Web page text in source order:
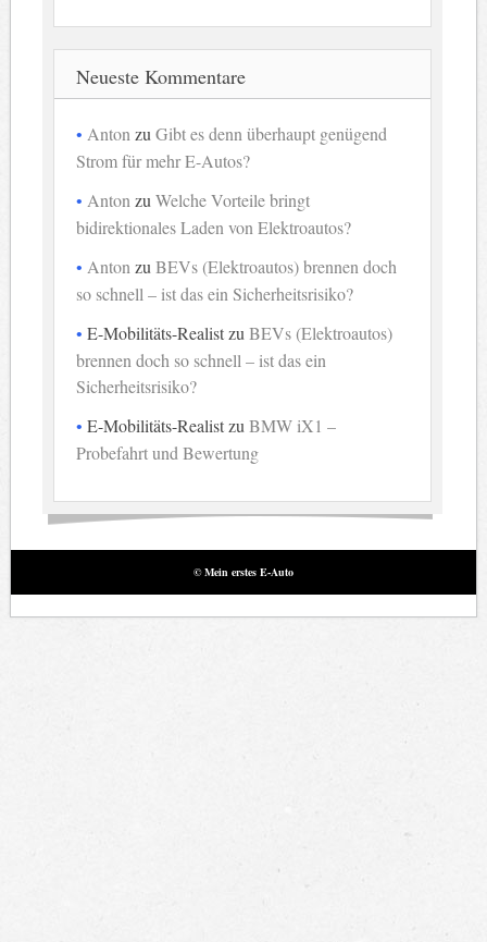
Neueste Kommentare
Anton zuGibt es denn überhaupt genügend
Strom für mehr E-Autos?
Anton zuWelche Vorteile bringt
bidirektionales Laden von Elektroautos?
Anton zuBEVs (Elektroautos) brennen doch
so schnell – ist das ein Sicherheitsrisiko?
E-Mobilitäts-RealistzuBEVs (Elektroautos)
brennen doch so schnell – ist das ein
Sicherheitsrisiko?
E-Mobilitäts-RealistzuBMW iX1 –
Probefahrt und Bewertung
© Mein erstes E-Auto